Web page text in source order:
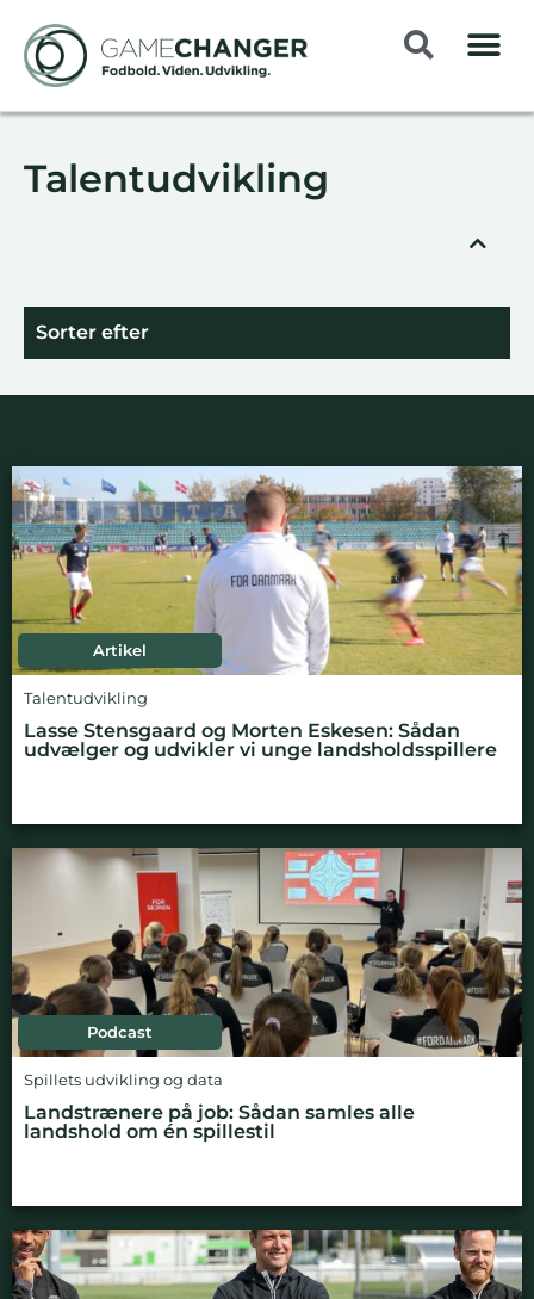
Talentudvikling
Sorter efter
Artikel
Talentudvikling
Lasse Stensgaard og Morten Eskesen: Sådan
udvælger og udvikler vi unge landsholdsspillere
Podcast
Spillets udvikling og data
Landstrænere på job: Sådan samles alle
landshold om én spillestil